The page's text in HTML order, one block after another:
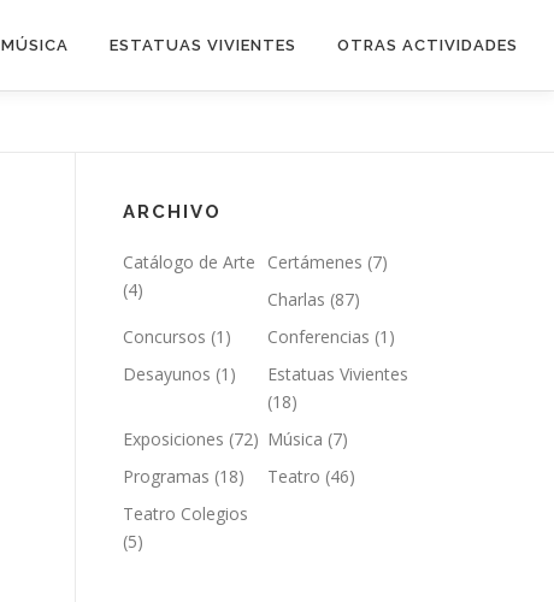
MÚSICA ESTATUAS VIVIENTES OTRAS ACTIVIDADES
ARCHIVO
Catálogo de Arte
(4)
Certámenes (7)
Charlas (87)
Concursos (1) Conferencias (1)
Desayunos (1)
Estatuas Vivientes
(18)
Exposiciones (72) Música (7)
Programas (18) Teatro (46)
Teatro Colegios
(5)